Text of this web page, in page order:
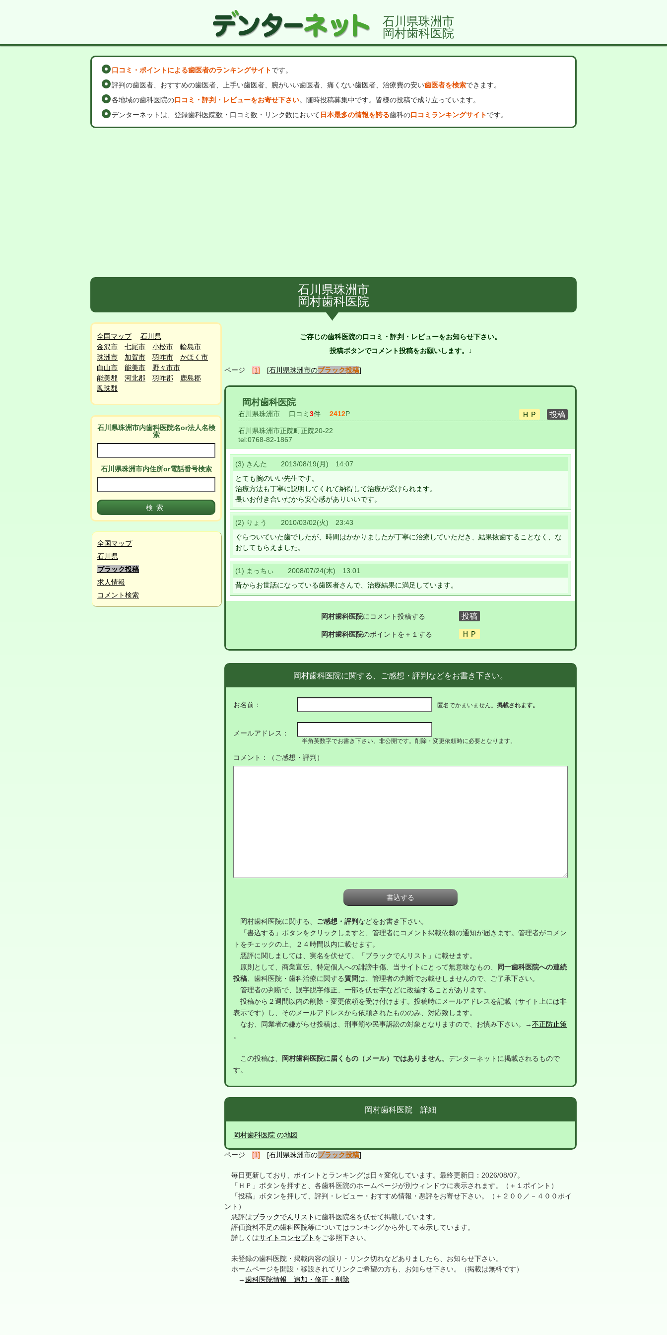
石川県珠洲市
岡村歯科医院
口コミ・ポイントによる歯医者のランキングサイトです。
評判の歯医者、おすすめの歯医者、上手い歯医者、腕がいい歯医者、痛くない歯医者、治療費の安い歯医者を検索できます。
各地域の歯科医院の口コミ・評判・レビューをお寄せ下さい。随時投稿募集中です。皆様の投稿で成り立っています。
デンターネットは、登録歯科医院数・口コミ数・リンク数において 日本最多の情報を誇る歯科の口コミランキングサイトです。
石川県珠洲市
岡村歯科医院
全国マップ
石川県
金沢市
七尾市 小松市
輪島市
珠洲市
加賀市 羽咋市
かほく市
白山市
能美市
野々市市
能美郡
河北郡 羽咋郡
鹿島郡
鳳珠郡
石川県珠洲市内歯科医院名or法人名検
索
石川県珠洲市内住所or電話番号検索
全国マップ
石川県
ブラック投稿
求人情報
コメント検索
ご存じの歯科医院の口コミ・評判・レビューをお知らせ下さい。
投稿ボタンでコメント投稿をお願いします。↓
ページ [1] [石川県珠洲市のブラック投稿]
岡村歯科医院
石川県珠洲市 口コミ 3件 2412P
石川県珠洲市正院町正院20-22
tel:0768-82-1867
(3) きんた 2013/08/19(月) 14:07
とても腕のいい先生です。
治療方法も丁寧に説明してくれて納得して治療が受けられます。
長いお付き合いだから安心感がありいいです。
(2) りょう 2010/03/02(火) 23:43
ぐらついていた歯でしたが、時間はかかりましたが丁寧に治療していただき、結果抜歯することなく、な
おしてもらえました。
(1) まっちぃ 2008/07/24(木) 13:01
昔からお世話になっている歯医者さんで、治療結果に満足しています。
岡村歯科医院にコメント投稿する
岡村歯科医院のポイントを＋１する
岡村歯科医院に関する、ご感想・評判などをお書き下さい。
お名前： 匿名でかまいません。 掲載されます。
メールアドレス：
半角英数字でお書き下さい。非公開です。削除・変更依頼時に必要となります。
コメント：（ご感想・評判）
岡村歯科医院に関する、 ご感想・評判 などをお書き下さい。
「書込する」ボタンをクリックしますと、管理者にコメント掲載依頼の通知が届きます。管理者がコメン
トをチェックの上、２４時間以内に載せます。
悪評に関しましては、実名を伏せて、「ブラックでんリスト」に載せます。
原則として、商業宣伝、特定個人への誹謗中傷、当サイトにとって無意味なもの、
同一歯科医院への連続
投稿 、歯科医院・歯科治療に関する質問は、管理者の判断でお載せしませんので、ご了承下さい。
管理者の判断で、誤字脱字修正、一部を伏せ字などに改編することがあります。
投稿から２週間以内の削除・変更依頼を受け付けます。投稿時にメールアドレスを記載（サイト上には非
表示です）し、そのメールアドレスから依頼されたもののみ、対応致します。
なお、同業者の嫌がらせ投稿は、刑事罰や民事訴訟の対象となりますので、お慎み下さい。→不正防止策
。
この投稿は、 岡村歯科医院に届くもの（メール）ではありません。 デンターネットに掲載されるもので
す。
岡村歯科医院 詳細
岡村歯科医院 の地図
ページ [1] [石川県珠洲市のブラック投稿]
毎日更新しており、ポイントとランキングは日々変化しています。最終更新日：2026/08/07。
「ＨＰ」ボタンを押すと、各歯科医院のホームページが別ウィンドウに表示されます。（＋１ポイント）
「投稿」ボタンを押して、評判・レビュー・おすすめ情報・悪評をお寄せ下さい。（＋２００／－４００ポイ
ント）
悪評はブラックでんリスト に歯科医院名を伏せて掲載しています。
評価資料不足の歯科医院等についてはランキングから外して表示しています。
詳しくはサイトコンセプト をご参照下さい。
未登録の歯科医院・掲載内容の誤り・リンク切れなどありましたら、お知らせ下さい。
ホームページを開設・移設されてリンクご希望の方も、お知らせ下さい。（掲載は無料です）
→歯科医院情報 追加・修正・削除